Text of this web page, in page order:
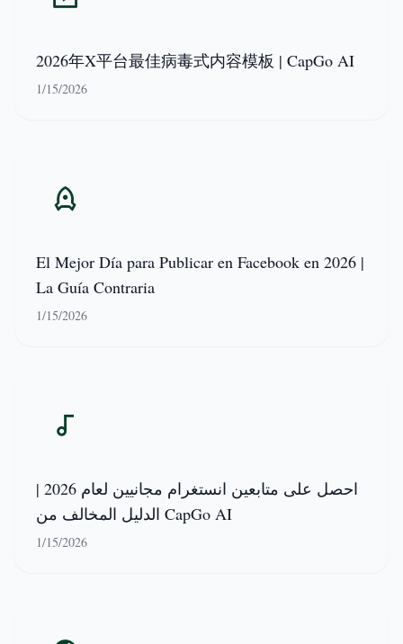
2026年X平台最佳病毒式内容模板 | CapGo AI
1/15/2026
El Mejor Día para Publicar en Facebook en 2026 |
La Guía Contraria
1/15/2026
احصل على متابعين انستغرام مجانيين لعام 2026 |
الدليل المخالف من CapGo AI
1/15/2026